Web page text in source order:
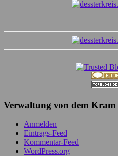
Verwaltung von dem Kram
Anmelden
Eintrags-Feed
Kommentar-Feed
WordPress.org